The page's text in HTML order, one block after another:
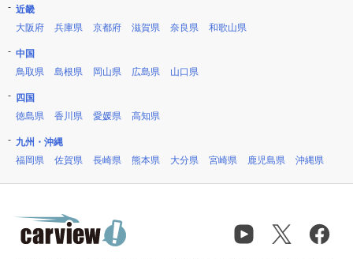
近畿
大阪府
兵庫県 京都府 滋賀県 奈良県 和歌山県
中国
鳥取県
島根県 岡山県 広島県 山口県
四国
徳島県
香川県 愛媛県 高知県
九州・沖縄
福岡県
佐賀県 長崎県 熊本県 大分県 宮崎県 鹿児島県 沖縄県